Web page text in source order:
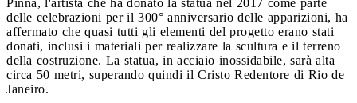
delle celebrazioni per il 300° anniversario delle apparizioni, ha
affermato che quasi tutti gli elementi del progetto erano stati
donati, inclusi i materiali per realizzare la scultura e il terreno
della costruzione. La statua, in acciaio inossidabile, sarà alta
circa 50 metri, superando quindi il Cristo Redentore di Rio de
Janeiro.